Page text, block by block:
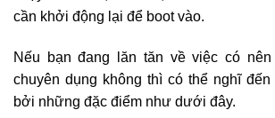
cần khởi động lại để boot vào.
Nếu bạn đang lăn tăn về việc có nên
chuyên dụng không thì có thể nghĩ
bởi những đặc điểm như dưới đây.